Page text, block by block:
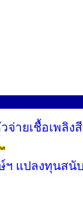
ายเชื้อเพลิง
ฯ แปลงทุนส